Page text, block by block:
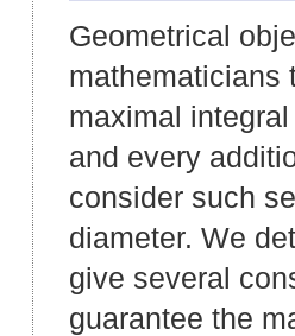
Geometrical
mathematicians
maximal
and every
consider such
diameter. We
give several
guarantee the